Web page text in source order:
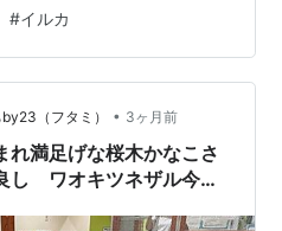
#イルカ
（フタミ） • 3ヶ月前
れ満足げな桜木かなこさ
し ワオキツネザル今回